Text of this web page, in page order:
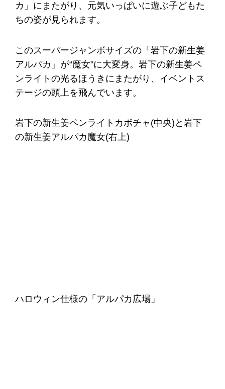
カ」にまたがり、元気いっぱいに遊ぶ子どもた
ちの姿が見られます。
このスーパージャンボサイズの「岩下の新生姜
アルパカ」が“魔女”に大変身。岩下の新生姜ペ
ンライトの光るほうきにまたがり、イベントス
テージの頭上を飛んでいます。
岩下の新生姜ペンライトカボチャ(中央)と岩下
の新生姜アルパカ魔女(右上)
ハロウィン仕様の「アルパカ広場」